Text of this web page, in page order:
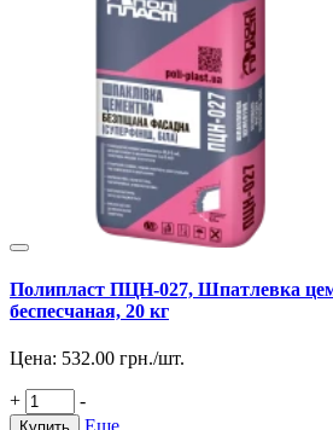
Полипласт ПЦН-027, Шпатлевка
беспесчаная, 20 кг
Цена: 532.00 грн./шт.
+ -
Еще